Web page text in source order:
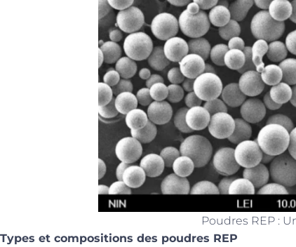
Poudres REP :
Types et compositions des poudres REP